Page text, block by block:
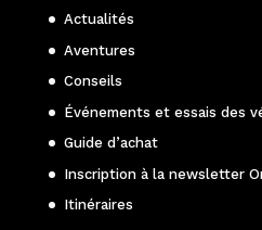
Actualités
Aventures
Conseils
Événements et essais des
Guide d’achat
Inscription à la newsletter
Itinéraires